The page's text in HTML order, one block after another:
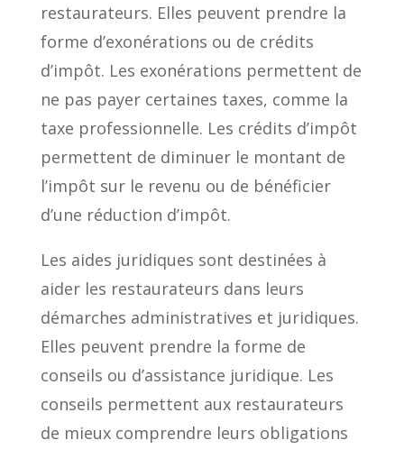
restaurateurs. Elles peuvent prendre la
forme d’exonérations ou de crédits
d’impôt. Les exonérations permettent de
ne pas payer certaines taxes, comme la
taxe professionnelle. Les crédits d’impôt
permettent de diminuer le montant de
l’impôt sur le revenu ou de bénéficier
d’une réduction d’impôt.
Les aides juridiques sont destinées à
aider les restaurateurs dans leurs
démarches administratives et juridiques.
Elles peuvent prendre la forme de
conseils ou d’assistance juridique. Les
conseils permettent aux restaurateurs
de mieux comprendre leurs obligations